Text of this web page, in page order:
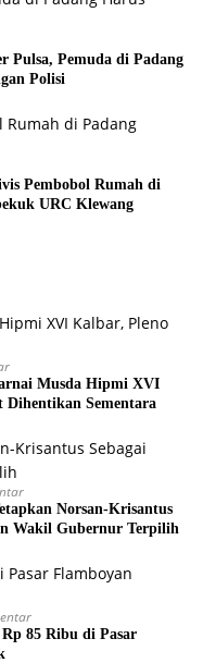
Pulsa, Pemuda di Padang
Polisi
Pembobol Rumah di
URC Klewang
Musda Hipmi XVI
Dihentikan Sementara
Norsan-Krisantus
Wakil Gubernur Terpilih
85 Ribu di Pasar